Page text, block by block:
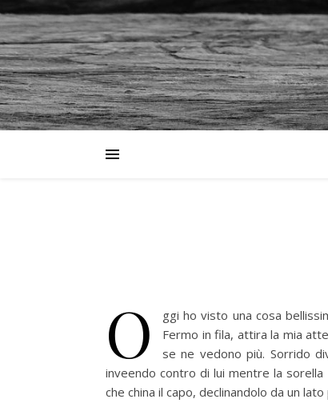
O
ggi ho visto una cosa
Fermo in fila, attira la mia
se ne vedono più. Sorrido
inveendo contro di lui mentre la
che china il capo, declinandolo da un